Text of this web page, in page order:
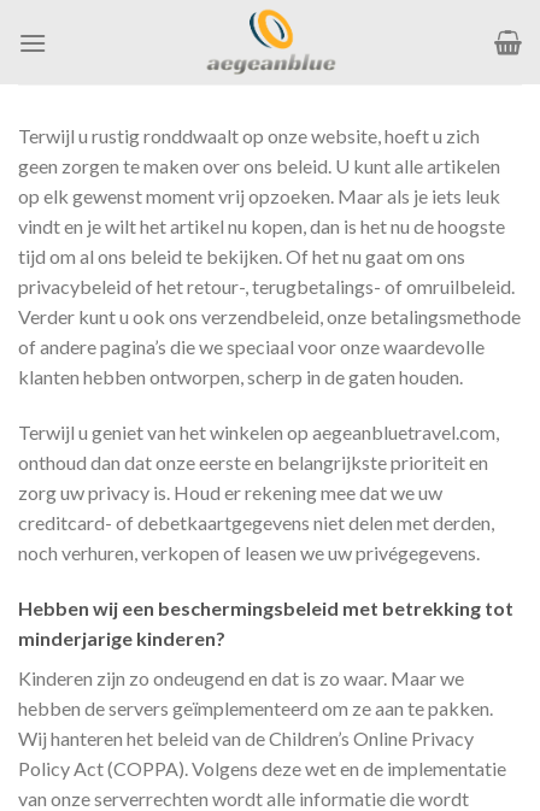
naar
Terwijl u rustig ronddwaalt op onze website, hoeft u zich
geen zorgen te maken over ons beleid. U kunt alle artikelen
op elk gewenst moment vrij opzoeken. Maar als je iets leuk
vindt en je wilt het artikel nu kopen, dan is het nu de hoogste
tijd om al ons beleid te bekijken. Of het nu gaat om ons
privacybeleid of het retour-, terugbetalings- of omruilbeleid.
Verder kunt u ook ons verzendbeleid, onze betalingsmethode
of andere pagina’s die we speciaal voor onze waardevolle
klanten hebben ontworpen, scherp in de gaten houden.
Terwijl u geniet van het winkelen op aegeanbluetravel.com,
onthoud dan dat onze eerste en belangrijkste prioriteit en
zorg uw privacy is. Houd er rekening mee dat we uw
creditcard- of debetkaartgegevens niet delen met derden,
noch verhuren, verkopen of leasen we uw privégegevens.
Hebben wij een beschermingsbeleid met betrekking tot
minderjarige kinderen?
Kinderen zijn zo ondeugend en dat is zo waar. Maar we
hebben de servers geïmplementeerd om ze aan te pakken.
Wij hanteren het beleid van de Children’s Online Privacy
Policy Act (COPPA). Volgens deze wet en de implementatie
van onze serverrechten wordt alle informatie die wordt